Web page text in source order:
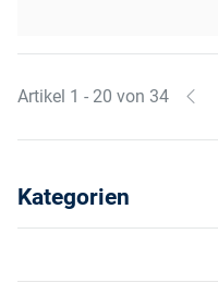
Artikel 1 - 20 von 34
Kategorien